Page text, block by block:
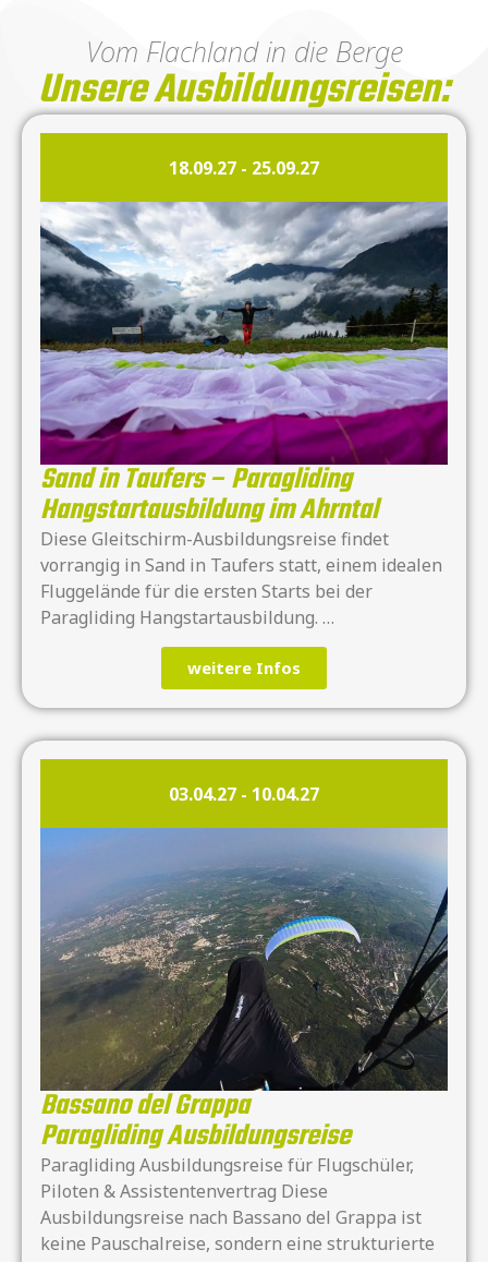
Vom Flachland in die Berge
Unsere Ausbildungsreisen:
18.09.27 - 25.09.27
Sand in Taufers – Paragliding
Hangstartausbildung im Ahrntal
Diese Gleitschirm-Ausbildungsreise findet
vorrangig in Sand in Taufers statt, einem idealen
Fluggelände für die ersten Starts bei der
Paragliding Hangstartausbildung. …
weitere Infos
03.04.27 - 10.04.27
Bassano del Grappa
Paragliding Ausbildungsreise
Paragliding Ausbildungsreise für Flugschüler,
Piloten & Assistentenvertrag Diese
Ausbildungsreise nach Bassano del Grappa ist
keine Pauschalreise, sondern eine strukturierte